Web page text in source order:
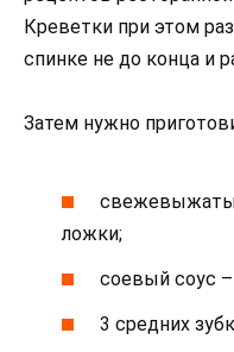
Креветки при этом
спинке не до конца и
Затем нужно
ложки;
соевый соус –
3 средних